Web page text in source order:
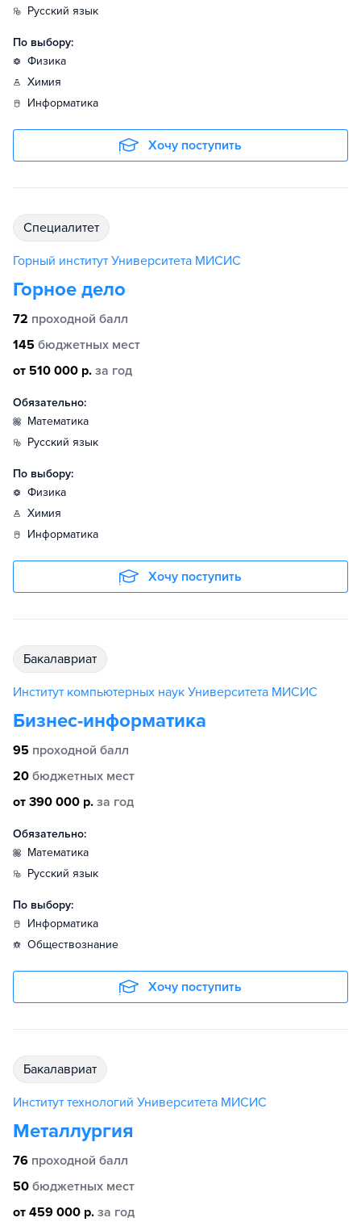
русский язык
По выбору:
физика
химия
информатика
Хочу поступить
специалитет
Горный институт Университета МИСИС
Горное дело
72 проходной балл
145 бюджетных мест
от 510 000 р. за год
Обязательно:
математика
русский язык
По выбору:
физика
химия
информатика
Хочу поступить
бакалавриат
Институт компьютерных наук Университета МИСИС
Бизнес-информатика
95 проходной балл
20 бюджетных мест
от 390 000 р. за год
Обязательно:
математика
русский язык
По выбору:
информатика
обществознание
Хочу поступить
бакалавриат
Институт технологий Университета МИСИС
Металлургия
76 проходной балл
50 бюджетных мест
от 459 000 р. за год